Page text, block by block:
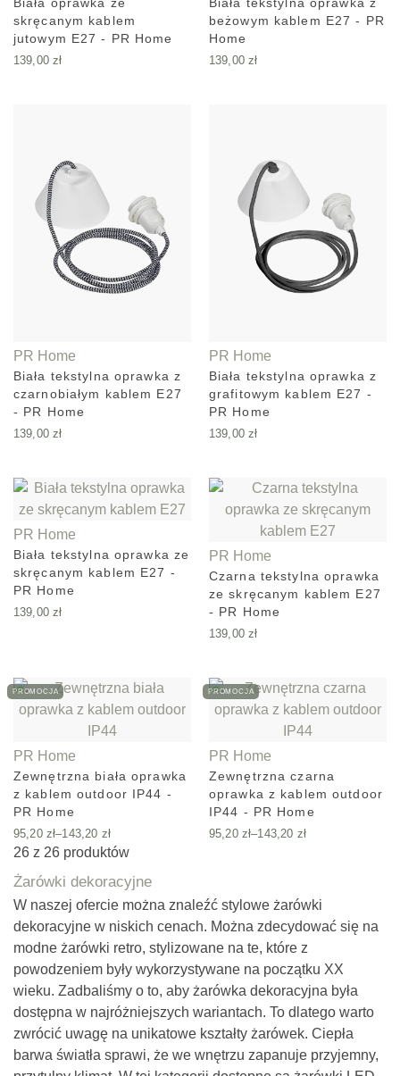
skręcanym kablem
jutowym E27 - PR Home
139,00zł
beżowym kablem E27 - PR
Home
139,00zł
PR Home
Biała tekstylna oprawka z
czarnobiałym kablem E27
- PR Home
139,00zł
PR Home
Biała tekstylna oprawka z
grafitowym kablem E27 -
PR Home
139,00zł
PR Home
Biała tekstylna oprawka ze
skręcanym kablem E27 -
PR Home
139,00zł
PR Home
Czarna tekstylna oprawka
ze skręcanym kablem E27
- PR Home
139,00zł
PROMOCJA
PR Home
Zewnętrzna biała oprawka
z kablem outdoor IP44 -
PR Home
95,20 zł–143,20 zł
PROMOCJA
PR Home
Zewnętrzna czarna
oprawka z kablem outdoor
IP44 - PR Home
95,20 zł–143,20 zł
26 z 26 produktów
Żarówki dekoracyjne
W naszej ofercie można znaleźć stylowe żarówki
dekoracyjne w niskich cenach. Można zdecydować się na
modne żarówki retro, stylizowane na te, które z
powodzeniem były wykorzystywane na początku XX
wieku. Zadbaliśmy o to, aby żarówka dekoracyjna była
dostępna w najróżniejszych wariantach. To dlatego warto
zwrócić uwagę na unikatowe kształty żarówek. Ciepła
barwa światła sprawi, że we wnętrzu zapanuje przyjemny,